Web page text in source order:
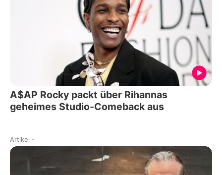
A$AP Rocky packt über Rihannas
geheimes Studio-Comeback aus
Artikel -